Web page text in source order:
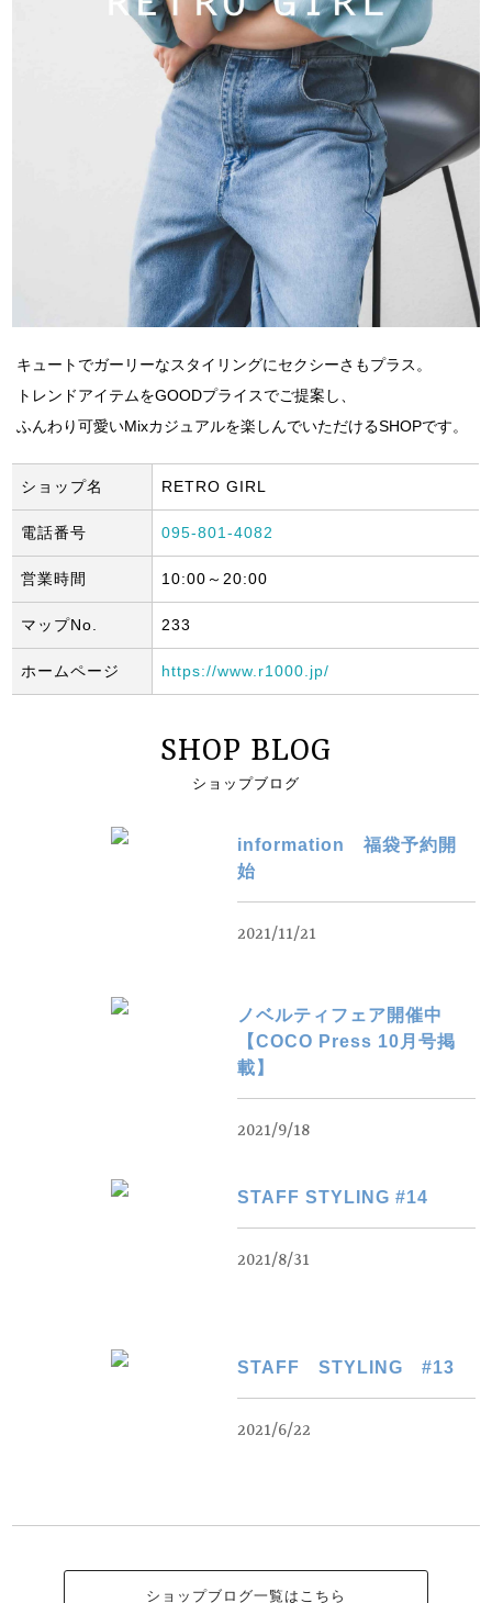
キュートでガーリーなスタイリングにセクシーさもプラス。
トレンドアイテムをGOODプライスでご提案し、
ふんわり可愛いMixカジュアルを楽しんでいただけるSHOPです。
ショップ名 RETRO GIRL
電話番号 095-801-4082
営業時間 10:00～20:00
マップNo. 233
ホームページ https://www.r1000.jp/
SHOP BLOG
ショップブログ
information 福袋予約開
始
2021/11/21
ノベルティフェア開催中
【COCO Press 10月号掲
載】
2021/9/18
STAFF STYLING #14
2021/8/31
STAFF STYLING #13
2021/6/22
ショップブログ一覧はこちら